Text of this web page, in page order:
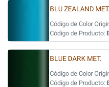
BLU ZEALAND MET.
Código de Color
Código de Producto:
BLUE DARK MET.
Código de Color
Código de Producto: